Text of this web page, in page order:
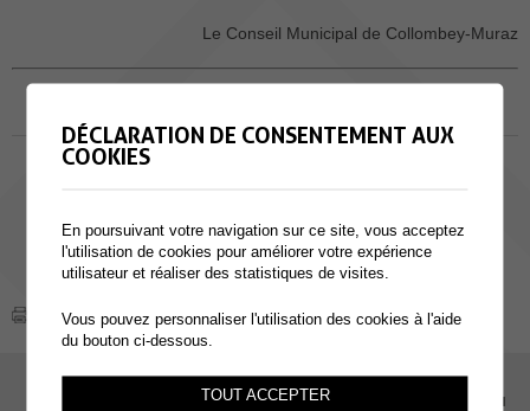
Le Conseil Municipal de Collombey-Muraz
EMPLOI
DÉCLARATION DE CONSENTEMENT AUX
COOKIES
En poursuivant votre navigation sur ce site, vous acceptez
l'utilisation de cookies pour améliorer votre expérience
utilisateur et réaliser des statistiques de visites.
Vous pouvez personnaliser l'utilisation des cookies à l'aide
du bouton ci-dessous.
TOUT ACCEPTER